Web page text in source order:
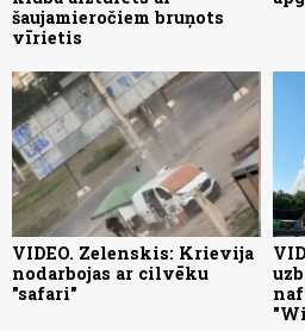
šaujamieročiem bruņots
vīrietis
VIDEO. Zelenskis: Krievija
nodarbojas ar cilvēku
"safari"